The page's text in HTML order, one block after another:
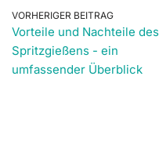
VORHERIGER BEITRAG
Vorteile und Nachteile des
Spritzgießens - ein
umfassender Überblick